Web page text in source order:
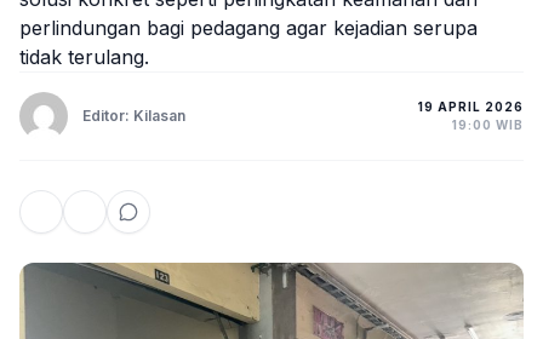
perlindungan bagi pedagang agar kejadian serupa
tidak terulang.
Editor: Kilasan
19 APRIL 2026
19:00 WIB